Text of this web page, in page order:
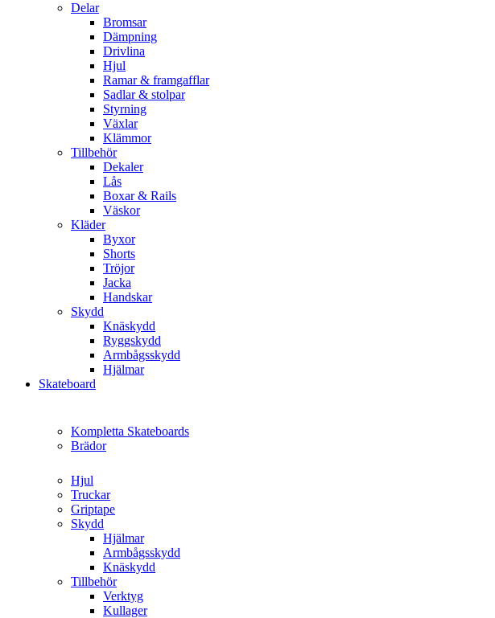
Delar
Bromsar
Dämpning
Drivlina
Hjul
Ramar & framgafflar
Sadlar & stolpar
Styrning
Växlar
Klämmor
Tillbehör
Dekaler
Lås
Boxar & Rails
Väskor
Kläder
Byxor
Shorts
Tröjor
Jacka
Handskar
Skydd
Knäskydd
Ryggskydd
Armbågsskydd
Hjälmar
Skateboard
Kompletta Skateboards
Brädor
Hjul
Truckar
Griptape
Skydd
Hjälmar
Armbågsskydd
Knäskydd
Tillbehör
Verktyg
Kullager